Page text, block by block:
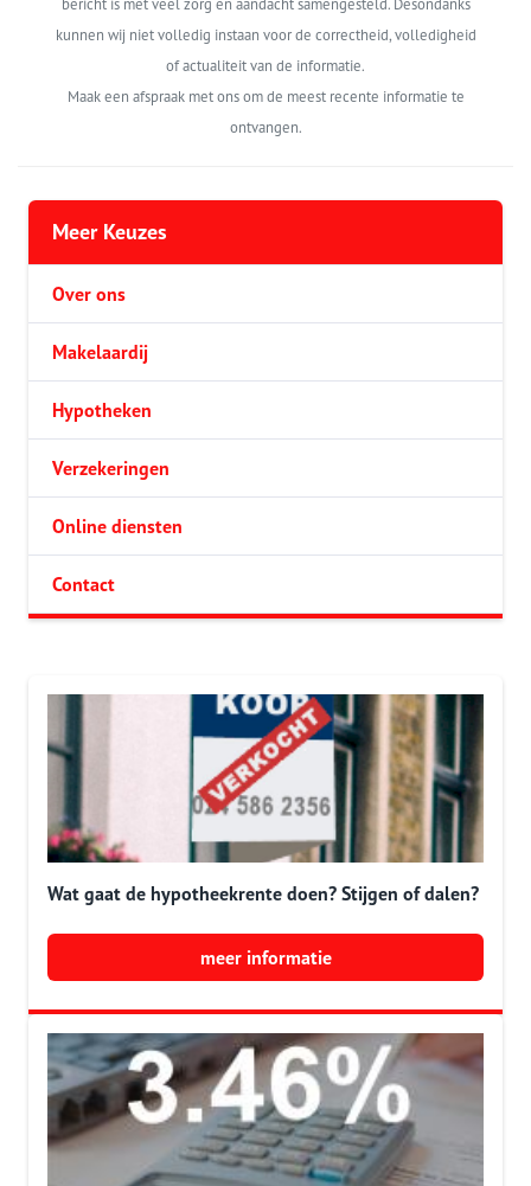
bericht is met veel zorg en aandacht samengesteld. Desondanks
kunnen wij niet volledig instaan voor de correctheid, volledigheid
of actualiteit van de informatie.
Maak een afspraak met ons om de meest recente informatie te
ontvangen.
Meer Keuzes
Over ons
Makelaardij
Hypotheken
Verzekeringen
Online diensten
Contact
Wat gaat de hypotheekrente doen? Stijgen of dalen?
meer informatie